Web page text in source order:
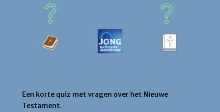
Een korte quiz met vragen over het Nieuwe
Testament.